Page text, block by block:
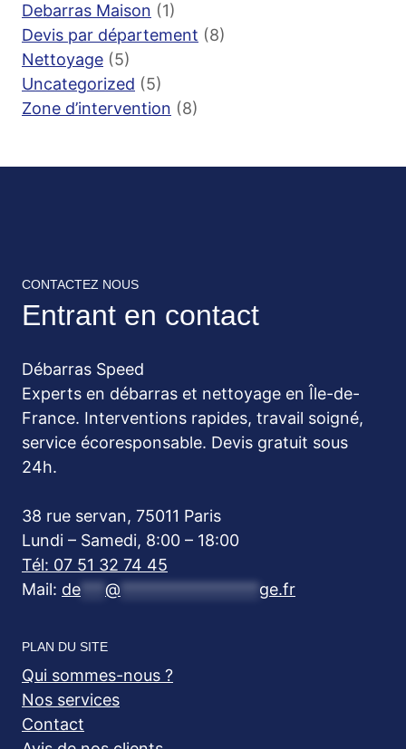
Debarras Maison (1)
Devis par département (8)
Nettoyage (5)
Uncategorized (5)
Zone d’intervention (8)
CONTACTEZ NOUS
Entrant en contact
Débarras Speed
Experts en débarras et nettoyage en Île-de-
France. Interventions rapides, travail soigné,
service écoresponsable. Devis gratuit sous
24h.
38 rue servan, 75011 Paris
Lundi – Samedi, 8:00 – 18:00
Tél: 07 51 32 74 45
Mail: de @ ge.fr
PLAN DU SITE
Qui sommes-nous ?
Nos services
Contact